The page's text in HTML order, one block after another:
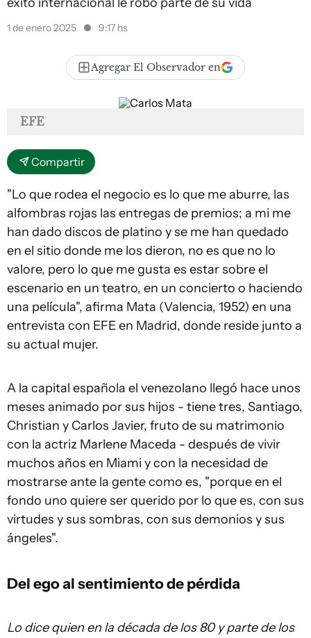
1 de enero 2025 9:17 hs
Agregar El Observador en
EFE
Compartir
"Lo que rodea el negocio es lo que me aburre, las
alfombras rojas las entregas de premios; a mi me
han dado discos de platino y se me han quedado
en el sitio donde me los dieron, no es que no lo
valore, pero lo que me gusta es estar sobre el
escenario en un teatro, en un concierto o haciendo
una película", afirma Mata (Valencia, 1952) en una
entrevista con EFE en Madrid, donde reside junto a
su actual mujer.
A la capital española el venezolano llegó hace unos
meses animado por sus hijos - tiene tres, Santiago,
Christian y Carlos Javier, fruto de su matrimonio
con la actriz Marlene Maceda - después de vivir
muchos años en Miami y con la necesidad de
mostrarse ante la gente como es, "porque en el
fondo uno quiere ser querido por lo que es, con sus
virtudes y sus sombras, con sus demonios y sus
ángeles".
Del ego al sentimiento de pérdida
Lo dice quien en la década de los 80 y parte de los